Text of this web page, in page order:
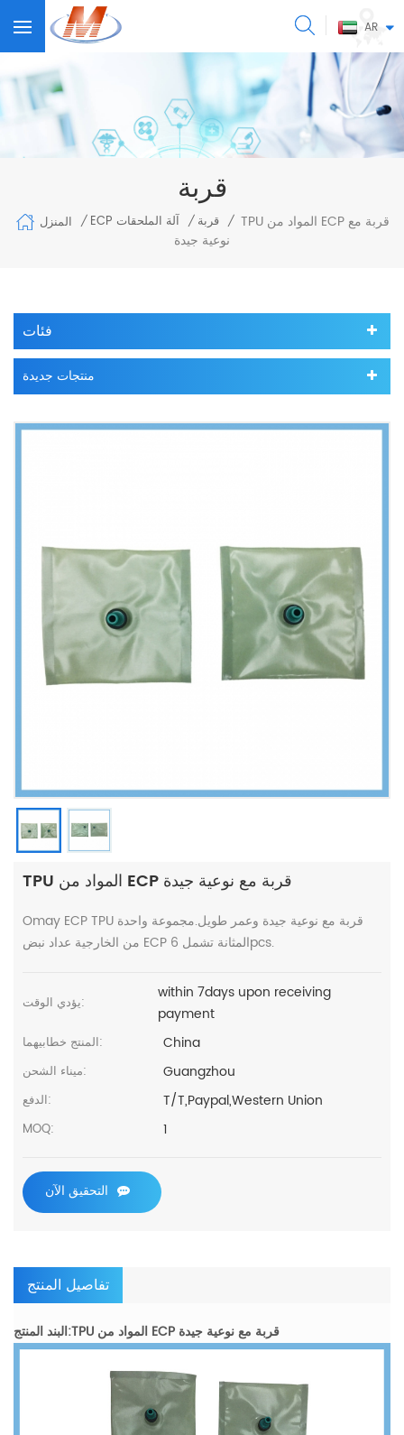
AR
قربة
المنزل / ECP آلة الملحقات / قربة / TPU المواد من ECP قربة مع
نوعية جيدة
فئات
منتجات جديدة
TPU المواد من ECP قربة مع نوعية جيدة
Omay ECP TPU قربة مع نوعية جيدة وعمر طويل.مجموعة واحدة
من الخارجية عداد نبض ECP المثانة تشمل 6pcs.
يؤدي الوقت:
within 7days upon receiving
payment
المنتج خطابيهما: China
ميناء الشحن: Guangzhou
الدفع: T/T,Paypal,Western Union
MOQ: 1
التحقيق الآن
تفاصيل المنتج
البند المنتج:TPU المواد من ECP قربة مع نوعية جيدة